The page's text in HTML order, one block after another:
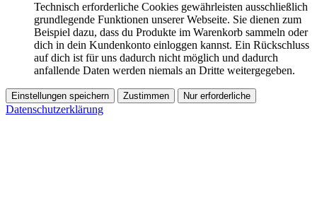
Technisch erforderliche Cookies gewährleisten ausschließlich
grundlegende Funktionen unserer Webseite. Sie dienen zum
Beispiel dazu, dass du Produkte im Warenkorb sammeln oder
dich in dein Kundenkonto einloggen kannst. Ein Rückschluss
auf dich ist für uns dadurch nicht möglich und dadurch
anfallende Daten werden niemals an Dritte weitergegeben.
Einstellungen speichern Zustimmen Nur erforderliche
Datenschutzerklärung